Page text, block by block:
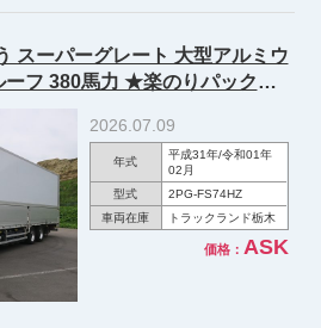
スーパーグレート 大型アルミウ
ーフ 380馬力 ★楽のりパック施
2026.07.09
年式
平成31年/令和01年
02月
型式
2PG-FS74HZ
車両在庫
トラックランド栃木
価格： ASK